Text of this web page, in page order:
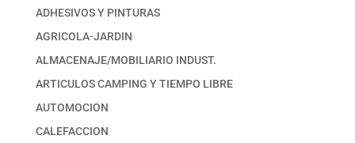
ADHESIVOS Y PINTURAS
AGRICOLA-JARDIN
ALMACENAJE/MOBILIARIO INDUST.
ARTICULOS CAMPING Y TIEMPO LIBRE
AUTOMOCION
CALEFACCION